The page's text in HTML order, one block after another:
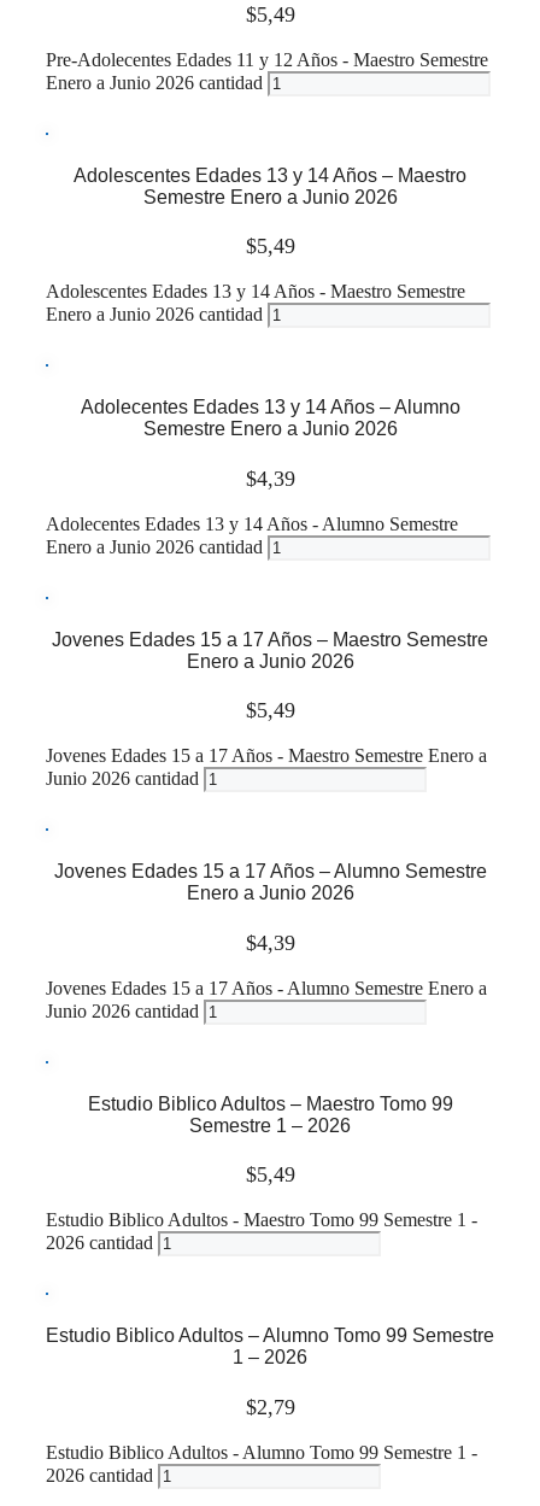
$5,49
Pre-Adolecentes Edades 11 y 12 Años - Maestro Semestre
Enero a Junio 2026 cantidad
Adolescentes Edades 13 y 14 Años – Maestro
Semestre Enero a Junio 2026
$5,49
Adolescentes Edades 13 y 14 Años - Maestro Semestre
Enero a Junio 2026 cantidad
Adolecentes Edades 13 y 14 Años – Alumno
Semestre Enero a Junio 2026
$4,39
Adolecentes Edades 13 y 14 Años - Alumno Semestre
Enero a Junio 2026 cantidad
Jovenes Edades 15 a 17 Años – Maestro Semestre
Enero a Junio 2026
$5,49
Jovenes Edades 15 a 17 Años - Maestro Semestre Enero a
Junio 2026 cantidad
Jovenes Edades 15 a 17 Años – Alumno Semestre
Enero a Junio 2026
$4,39
Jovenes Edades 15 a 17 Años - Alumno Semestre Enero a
Junio 2026 cantidad
Estudio Biblico Adultos – Maestro Tomo 99
Semestre 1 – 2026
$5,49
Estudio Biblico Adultos - Maestro Tomo 99 Semestre 1 -
2026 cantidad
Estudio Biblico Adultos – Alumno Tomo 99 Semestre
1 – 2026
$2,79
Estudio Biblico Adultos - Alumno Tomo 99 Semestre 1 -
2026 cantidad